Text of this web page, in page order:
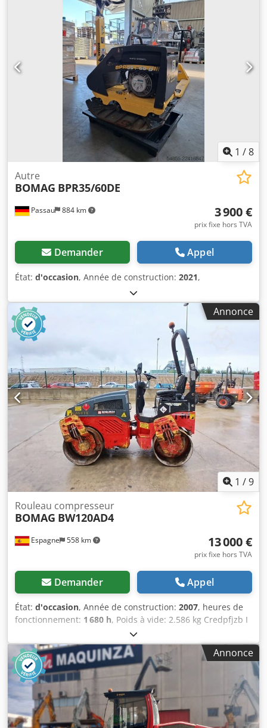
1 /8
Passau 884 km
Autre
BOMAG BPR35/60DE
3 900 €
prix fixe hors TVA
Demander Appel
État: d'occasion, Année de construction: 2021,
Annonce
1 /9
Espagne 558 km
Rouleau compresseur
BOMAG BW120AD4
13 000 €
prix fixe hors TVA
Demander Appel
État: d'occasion, Année de construction: 2007, heures de
fonctionnement: 1 680 h, Poids à vide: 2.586 kg Credpfjzb I
Tmsx Abkjf Dimensions (LxlxH): 248 x 128 x 180 cm
Annonce